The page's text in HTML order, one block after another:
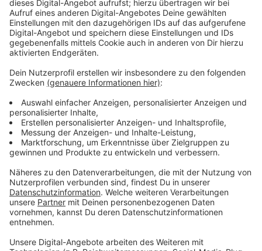
Wir benötigen Ihre
Zustimmung, um den YouTube
Wir verwenden einen Service eines
Drittanbieters, um Videoinhalte
einzubetten. Dieser Service kann
Daten zu Ihren Aktivitäten
sammeln. Bitte lesen Sie die
Details durch und stimmen Sie der
Nutzung des Service zu, um dieses
Video anzusehen.
Mehr Informationen
Kann Charles die Vorwürfe gegen ihn entkräften? Und
nicht der Täter ist?